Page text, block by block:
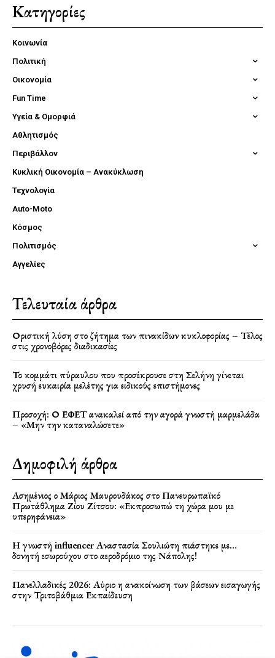
Κατηγορίες
Κοινωνία
Πολιτική
Οικονομία
Fun Time
Υγεία & Ομορφιά
Αθλητισμός
Περιβάλλον
Κυκλική Οικονομία – Ανακύκλωση
Τεχνολογία
Auto-Moto
Κόσμος
Πολιτισμός
Αγγελίες
Τελευταία άρθρα
Οριστική λύση στο ζήτημα των πινακίδων κυκλοφορίας – Τέλος
στις χρονοβόρες διαδικασίες
Το κομμάτι πύραυλου που προσέκρουσε στη Σελήνη γίνεται
χρυσή ευκαιρία μελέτης για ειδικούς επιστήμονες
Προσοχή: Ο ΕΦΕΤ ανακαλεί από την αγορά γνωστή μαρμελάδα
– «Μην την καταναλώσετε»
Δημοφιλή άρθρα
Ασημένιος ο Μάριος Μαυρουδάκος στο Πανευρωπαϊκό
Πρωτάθλημα Ζίου Ζίτσου: «Εκπροσωπώ τη χώρα μου με
υπερηφάνεια»
Η γνωστή influencer Αναστασία Σουλιώτη πιάστηκε με…
δονητή εσωρούχου στο αεροδρόμιο της Νάπολης!
Πανελλαδικές 2026: Αύριο η ανακοίνωση των βάσεων εισαγωγής
στην Τριτοβάθμια Εκπαίδευση